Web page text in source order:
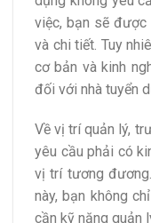
việc, bạn sẽ
và chi tiết. Tuy
cơ bản và kinh
đối với nhà tuyển
Về vị trí quản lý,
yêu cầu phải có
vị trí tương
này, bạn không
cần kỹ năng quản